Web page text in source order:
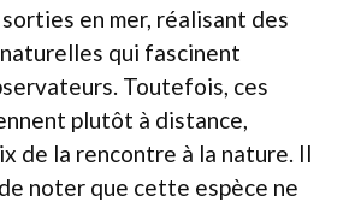
en mer, réalisant des
qui fascinent
Toutefois, ces
plutôt à distance,
de la rencontre à la nature. Il
noter que cette espèce ne